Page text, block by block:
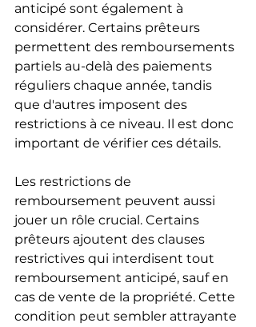
anticipé sont également à
considérer. Certains prêteurs
permettent des remboursements
partiels au-delà des paiements
réguliers chaque année, tandis
que d'autres imposent des
restrictions à ce niveau. Il est donc
important de vérifier ces détails.
Les restrictions de
remboursement peuvent aussi
jouer un rôle crucial. Certains
prêteurs ajoutent des clauses
restrictives qui interdisent tout
remboursement anticipé, sauf en
cas de vente de la propriété. Cette
condition peut sembler attrayante